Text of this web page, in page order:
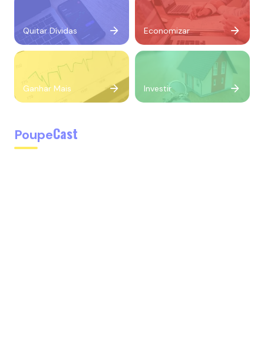
Quitar Dívidas Economizar
Ganhar Mais Investir
PoupeCast